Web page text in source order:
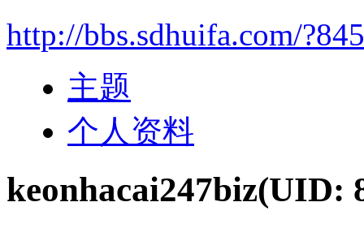
http://bbs.sdhuifa.com/
主题
个人资料
keonhacai247biz(UID: